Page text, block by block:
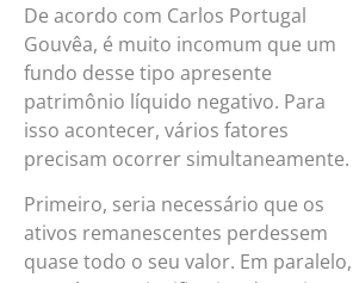
De acordo com Carlos Portugal
Gouvêa, é muito incomum que um
fundo desse tipo apresente
patrimônio líquido negativo. Para
isso acontecer, vários fatores
precisam ocorrer simultaneamente.
Primeiro, seria necessário que os
ativos remanescentes perdessem
quase todo o seu valor. Em paralelo,